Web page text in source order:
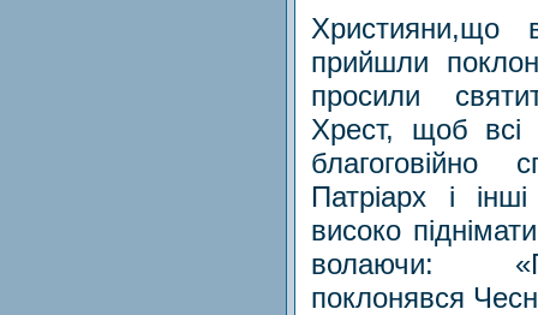
Християни,що в
прийшли
просили
Хрест, щоб всі
благоговійно
Патріарх і
високо
волаючи:
поклонявся